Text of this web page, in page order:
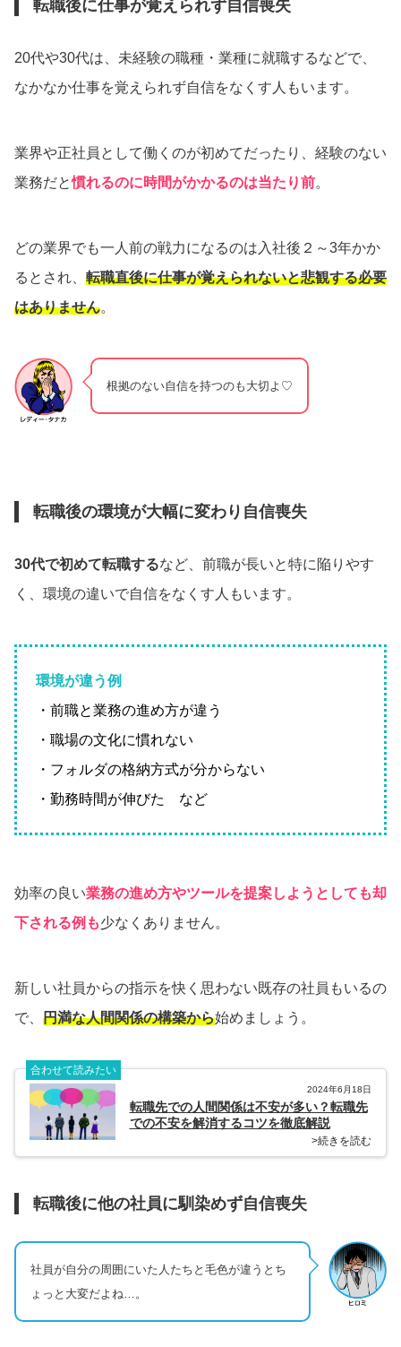
転職後に仕事が覚えられず自信喪失
20代や30代は、未経験の職種・業種に就職するなどで、
なかなか仕事を覚えられず自信をなくす人もいます。
業界や正社員として働くのが初めてだったり、経験のない
業務だと慣れるのに時間がかかるのは当たり前。
どの業界でも一人前の戦力になるのは入社後２～3年かか
るとされ、 転職直後に仕事が覚えられないと悲観する必要
はありません。
根拠のない自信を持つのも大切よ♡
転職後の環境が大幅に変わり自信喪失
30代で初めて転職するなど、前職が長いと特に陥りやす
く、環境の違いで自信をなくす人もいます。
環境が違う例
・前職と業務の進め方が違う
・職場の文化に慣れない
・フォルダの格納方式が分からない
・勤務時間が伸びた など
効率の良い業務の進め方やツールを提案しようとしても却
下される例も少なくありません。
新しい社員からの指示を快く思わない既存の社員もいるの
で、 円満な人間関係の構築から始めましょう。
合わせて読みたい
2024年6月18日
転職先での人間関係は不安が多い？転職先
での不安を解消するコツを徹底解説
>続きを読む
転職後に他の社員に馴染めず自信喪失
社員が自分の周囲にいた人たちと毛色が違うとち
ょっと大変だよね…。